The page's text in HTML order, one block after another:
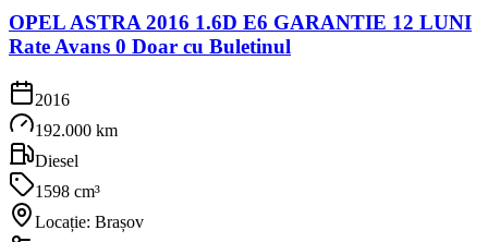
OPEL ASTRA 2016 1.6D E6 GARANTIE 12 LUNI
Rate Avans 0 Doar cu Buletinul
2016
192.000 km
Diesel
1598 cm³
Locație: Brașov